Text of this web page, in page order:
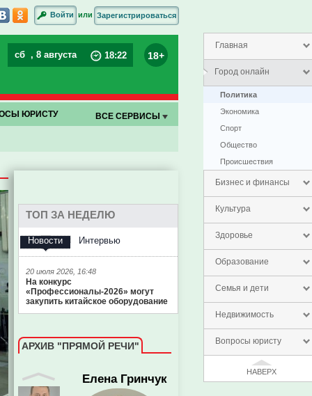
Главная
Город онлайн
Политика
Экономика
Спорт
Общество
Проиcшествия
Бизнес и финансы
Культура
Здоровье
Образование
Семья и дети
Недвижимость
Вопросы юристу
НАВЕРХ
Войти или Зарегистрироваться
сб , 8 августа 18:22 18+
ЮРИСТУ ВСЕ СЕРВИСЫ
ТОП ЗА НЕДЕЛЮ
Новости Интервью
20 июля 2026, 16:48
На конкурс
«Профессионалы-2026» могут
закупить китайское оборудование
АРХИВ "ПРЯМОЙ РЕЧИ"
Елена Гринчук